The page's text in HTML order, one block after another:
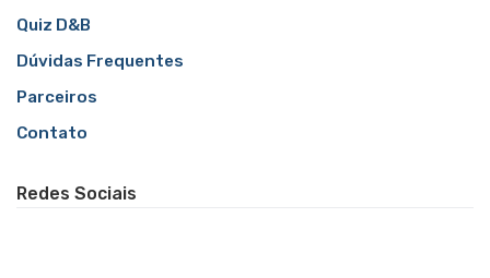
Quiz D&B
Dúvidas Frequentes
Parceiros
Contato
Redes Sociais